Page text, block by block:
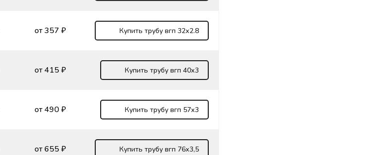
от 357 ₽ Купить трубу вгп 32х2.8
от 415 ₽ Купить трубу вгп 40х3
от 490 ₽ Купить трубу вгп 57х3
от 655 ₽ Купить трубу вгп 76х3,5